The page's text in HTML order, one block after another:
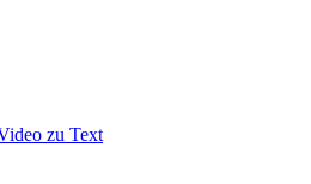
zu Text